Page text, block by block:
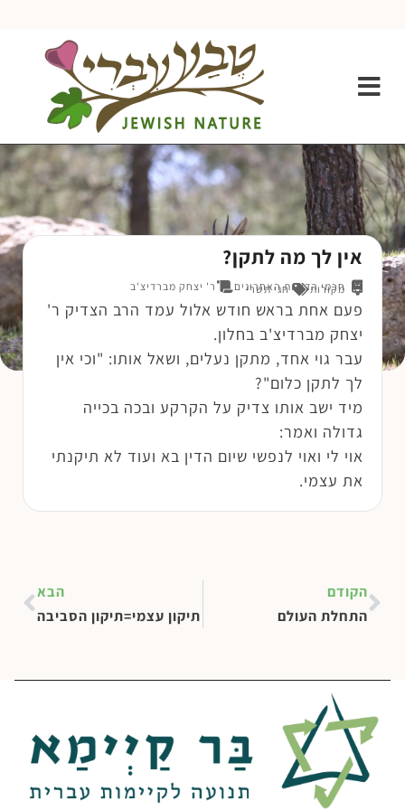
אין לך מה לתקן?
חכמי הדורות האחרונים ר' יצחק מברדיצ'ב מקורות חגי תשרי
פעם אחת בראש חודש אלול עמד הרב הצדיק ר'
יצחק מברדיצ'ב בחלון.
עבר גוי אחד, מתקן נעלים, ושאל אותו: "וכי אין
לך לתקן כלום"?
מיד ישב אותו צדיק על הקרקע ובכה בכייה
גדולה ואמר:
אוי לי ואוי לנפשי שיום הדין בא ועוד לא תיקנתי
את עצמי.
הקודם
התחלת העולם
הבא
תיקון עצמי=תיקון הסביבה